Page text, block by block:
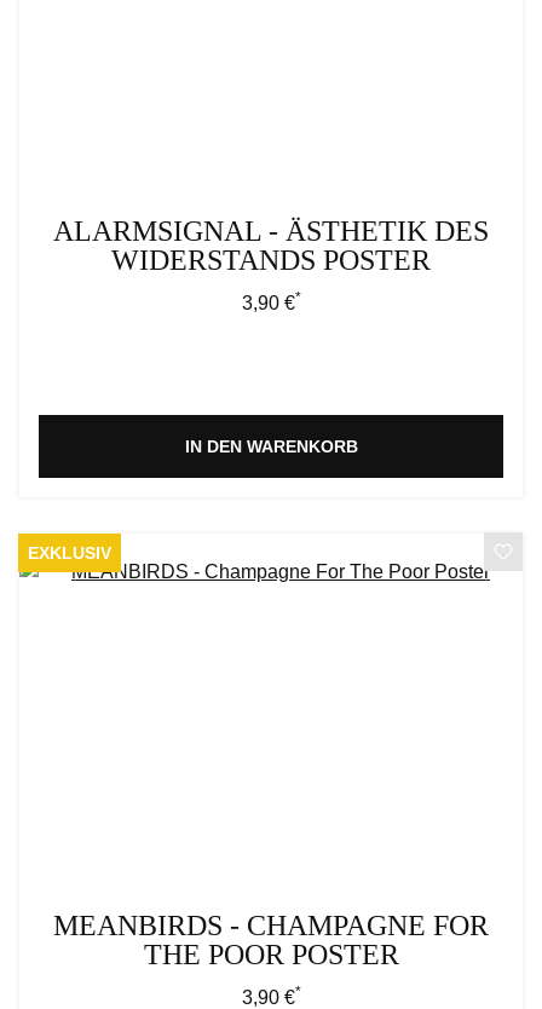
ALARMSIGNAL - ÄSTHETIK DES
WIDERSTANDS POSTER
Regulärer Preis:
3,90 €*
IN DEN WARENKORB
EXKLUSIV
MEANBIRDS - CHAMPAGNE FOR
THE POOR POSTER
Regulärer Preis:
3,90 €*